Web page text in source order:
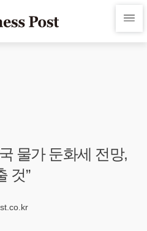
물가 둔화세 전망,
것”